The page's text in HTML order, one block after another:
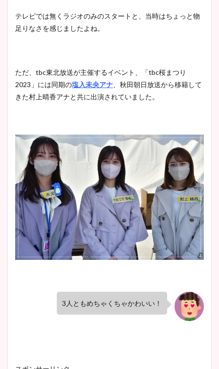
テレビでは無くラジオのみのスタートと、当時はちょっと物
足りなさを感じましたよね。
ただ、tbc東北放送が主催するイベント、「tbc桜まつり
2023」には同期の塩入未央アナ 、秋田朝日放送から移籍して
きた村上晴香アナと共に出演されていました。
3人ともめちゃくちゃかわいい！